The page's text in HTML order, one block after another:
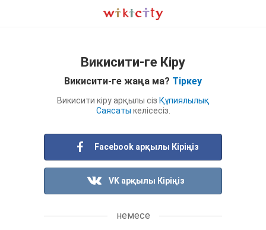
Викисити-ге Кіру
Викисити-ге жаңа ма? Тіркеу
Викисити кіру арқылы сіз Құпиялылық
Саясаты келісесіз.
Facebook арқылы Кіріңіз
VK арқылы Кіріңіз
немесе